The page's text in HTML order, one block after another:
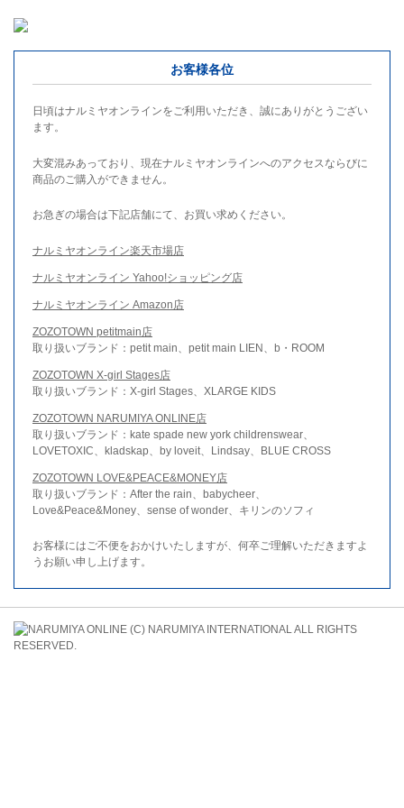
お客様各位
日頃はナルミヤオンラインをご利用いただき、誠にありがとうござい
ます。
大変混みあっており、現在ナルミヤオンラインへのアクセスならびに
商品のご購入ができません。
お急ぎの場合は下記店舗にて、お買い求めください。
ナルミヤオンライン楽天市場店
ナルミヤオンライン Yahoo!ショッピング店
ナルミヤオンライン Amazon店
ZOZOTOWN petitmain店
取り扱いブランド：petit main、petit main LIEN、b・ROOM
ZOZOTOWN X-girl Stages店
取り扱いブランド：X-girl Stages、XLARGE KIDS
ZOZOTOWN NARUMIYA ONLINE店
取り扱いブランド：kate spade new york childrenswear、
LOVETOXIC、kladskap、by loveit、Lindsay、BLUE CROSS
ZOZOTOWN LOVE&PEACE&MONEY店
取り扱いブランド：After the rain、babycheer、
Love&Peace&Money、sense of wonder、キリンのソフィ
お客様にはご不便をおかけいたしますが、何卒ご理解いただきますよ
うお願い申し上げます。